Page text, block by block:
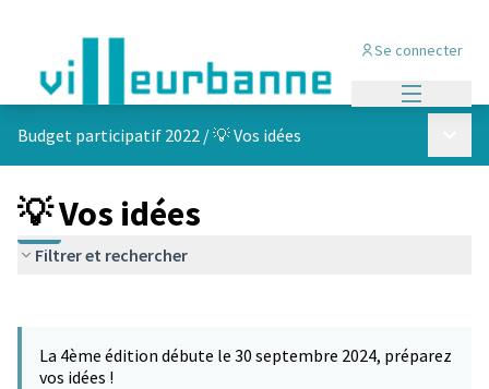
Se connecter
Budget participatif 2022 /💡 Vos idées
💡 Vos idées
Filtrer et rechercher
−
La 4ème édition débute le 30 septembre 2024, préparez
vos idées !